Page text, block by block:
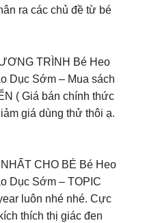
ra các chủ đề từ bé
TRÌNH Bé Heo
Dục Sớm – Mua sách
( Giá bán chính thức
giá dùng thử thôi ạ.
CHO BÉ Bé Heo
Dục Sớm – TOPIC
luôn nhé nhé. Cực
thích thị giác đen